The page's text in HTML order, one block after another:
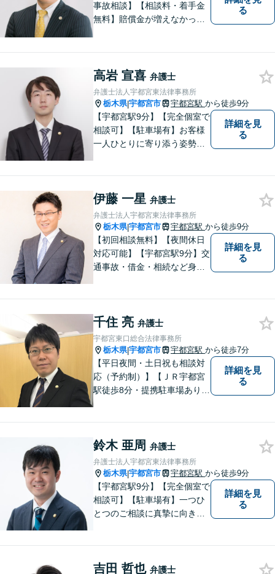
事故相談】【相談料・着手金
無料】賠償金が増えなかった
う強い思いから，交通事故問
題に積極的に取り組んでいま
す。お気軽にお問い合わせく
ださい。
る
高岩 宣喜 弁護士
弁護士法人宇都宮東法律事務所
栃木県|宇都宮市 宇都宮駅 から徒歩9分
【宇都宮駅9分】【完全個室で
相談可】【駐車場有】お客様
一人ひとりに寄り添う姿勢を
ていただきます。「こんなこ
とを相談していいのかな」と
身構えずに、お気軽にご相談
ください。
詳細を見
る
伊藤 一星 弁護士
弁護士法人宇都宮東法律事務所
栃木県|宇都宮市 宇都宮駅 から徒歩9分
【初回相談無料】【夜間休日
対応可能】【宇都宮駅9分】交
通事故・借金・相続など身近
っくり耳を傾け、まずは不安
を取り除いた上で今後の見通
しをわかりやすく説明しま
す。
詳細を見
る
千住 亮 弁護士
宇都宮東口総合法律事務所
栃木県|宇都宮市 宇都宮駅 から徒歩7分
【平日夜間・土日祝も相談対
応（予約制）】【ＪＲ宇都宮
駅徒歩8分・提携駐車場あり】
合わせください。
詳細を見
る
鈴木 亜周 弁護士
弁護士法人宇都宮東法律事務所
栃木県|宇都宮市 宇都宮駅 から徒歩9分
【宇都宮駅9分】【完全個室で
相談可】【駐車場有】一つひ
とつのご相談に真摯に向き合
も構いません。 まずはお気軽
詳細を見
る
吉田 哲也 弁護士